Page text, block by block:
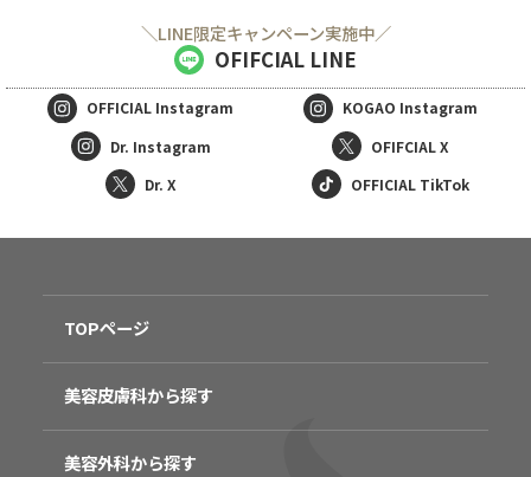
＼LINE限定キャンペーン実施中／
OFIFCIAL LINE
OFFICIAL Instagram KOGAO Instagram
Dr. Instagram
OFIFCIAL X
Dr. X
OFFICIAL TikTok
TOPページ
美容皮膚科から探す
美容外科から探す